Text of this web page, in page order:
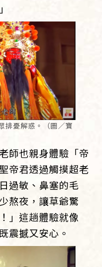
排憂解惑。（圖／寶
師也親身體驗「帝
帝君透過觸摸超老
過敏、鼻塞的毛
熬夜，讓草爺驚
」這趟體驗就像
震撼又安心。